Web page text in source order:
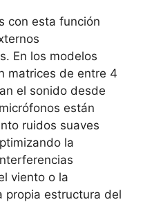
con esta función
En los modelos
matrices de entre 4
el sonido desde
están
ruidos suaves
la
viento o la
propia estructura del